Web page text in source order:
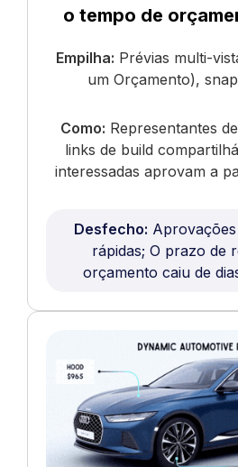
o tempo de
Empilha: Prévias multi-
um Orçamento),
Como: Representantes
links de build
interessadas aprovam a
Desfecho:
rápidas; O prazo de
orçamento caiu de